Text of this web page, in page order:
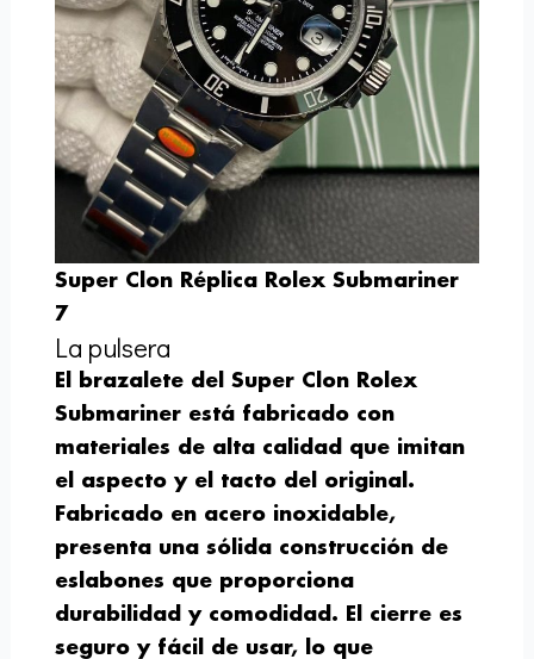
Super Clon Réplica Rolex Submariner
7
La pulsera
El brazalete del Super Clon Rolex
Submariner está fabricado con
materiales de alta calidad que imitan
el aspecto y el tacto del original.
Fabricado en acero inoxidable,
presenta una sólida construcción de
eslabones que proporciona
durabilidad y comodidad. El cierre es
seguro y fácil de usar, lo que